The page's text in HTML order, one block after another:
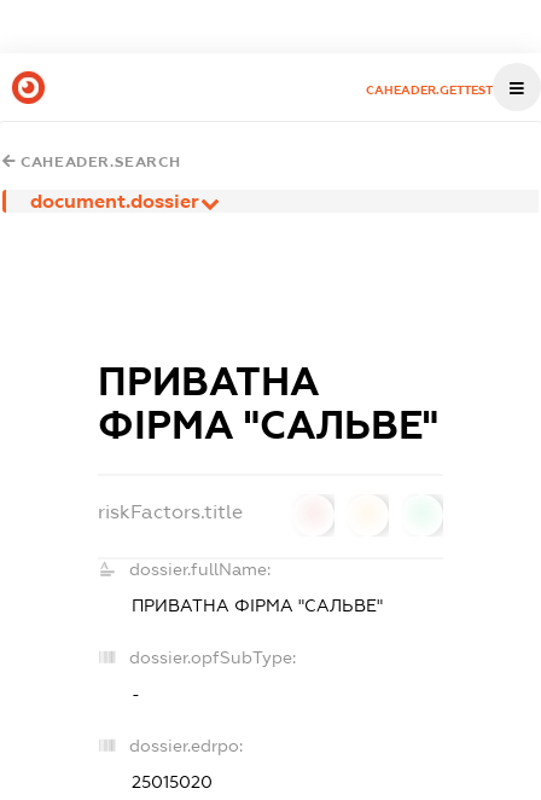
CAHEADER.GETTEST
CAHEADER.SEARCH
document.dossier
ПРИВАТНА
ФІРМА "САЛЬВЕ"
riskFactors.title
dossier.fullName:
ПРИВАТНА ФІРМА "САЛЬВЕ"
dossier.opfSubType:
-
dossier.edrpo:
25015020